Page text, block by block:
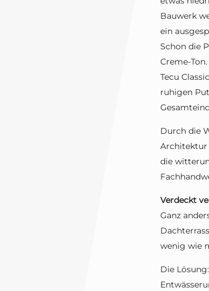
Bauwerk
ein
Schon die
Creme-
Tecu
ruhigen
Durch die
Architektur
die
Verdeckt
Ganz
wenig wie
Die